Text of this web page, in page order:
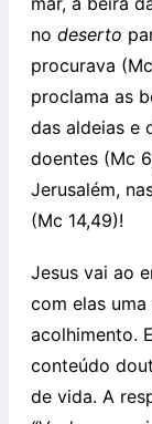
no deserto
procurava
proclama as
das aldeias e
doentes (Mc
Jerusalém,
(Mc 14,49)!
Jesus vai ao
com elas
acolhimento.
conteúdo
de vida. A